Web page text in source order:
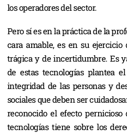
los operadores del sector.
Pero sí es en la práctica de la
cara amable, es en su
trágica y de incertidumbre. Es
de estas tecnologías plantea
integridad de las personas y
sociales que deben ser
reconocido el efecto pernicioso
tecnologías tiene sobre los